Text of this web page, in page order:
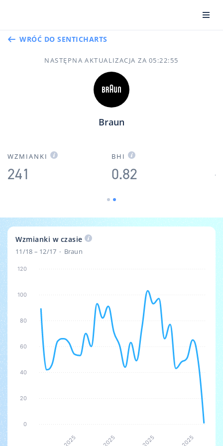
WRÓĆ DO SENTICHARTS
NASTĘPNA AKTUALIZACJA ZA 05:22:54
Braun
WZMIANKI
241
BHI
0.82
Wzmianki w czasie
11/18 – 12/17 Braun
0
20
40
60
80
100
120